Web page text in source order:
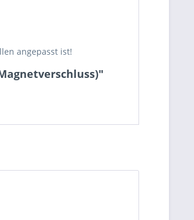
angepasst ist!